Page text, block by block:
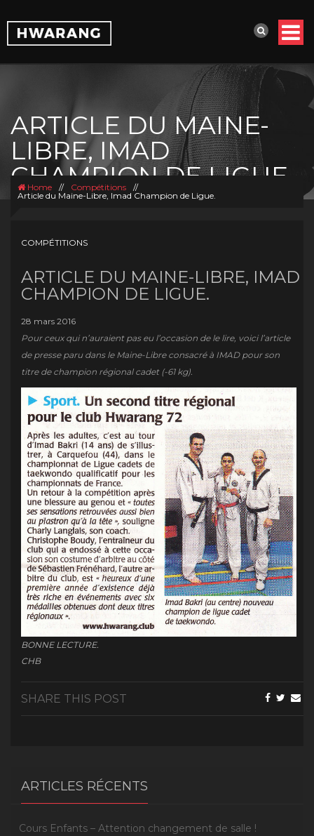
ARTICLE DU MAINE-
LIBRE, IMAD
CHAMPION DE LIGUE.
Home // Compétitions
//
Article du Maine-Libre, Imad Champion de Ligue.
COMPÉTITIONS
ARTICLE DU MAINE-LIBRE, IMAD
CHAMPION DE LIGUE.
28 mars 2016
Pour ceux qui n’auraient pas eu l’occasion de le lire, voici l’article
de presse paru dans le Maine-Libre consacré à IMAD pour son
titre de champion régional cadet (-61 kg).
BONNE LECTURE.
CHB
SHARE THIS POST
ARTICLES RÉCENTS
Cours Enfants – Attention changement de salle !